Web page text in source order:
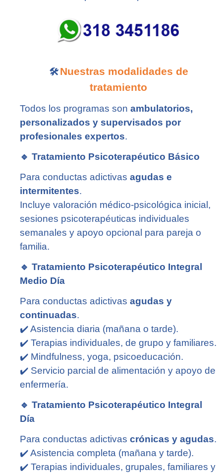
🛠️ Nuestras modalidades de
tratamiento
Todos los programas sonambulatorios,
personalizados y supervisados por
profesionales expertos.
🔹 Tratamiento Psicoterapéutico Básico
Para conductas adictivasagudas e
intermitentes.
Incluye valoración médico-psicológica inicial,
sesiones psicoterapéuticas individuales
semanales y apoyo opcional para pareja o
familia.
🔹 Tratamiento Psicoterapéutico Integral
Medio Día
Para conductas adictivasagudas y
continuadas.
✔️Asistencia diaria (mañana o tarde).
✔️ Terapias individuales, de grupo y familiares.
✔️ Mindfulness, yoga, psicoeducación.
✔️ Servicio parcial de alimentación y apoyo de
enfermería.
🔹 Tratamiento Psicoterapéutico Integral
Día
Para conductas adictivascrónicas y agudas.
✔️Asistencia completa (mañana y tarde).
✔️ Terapias individuales, grupales, familiares y